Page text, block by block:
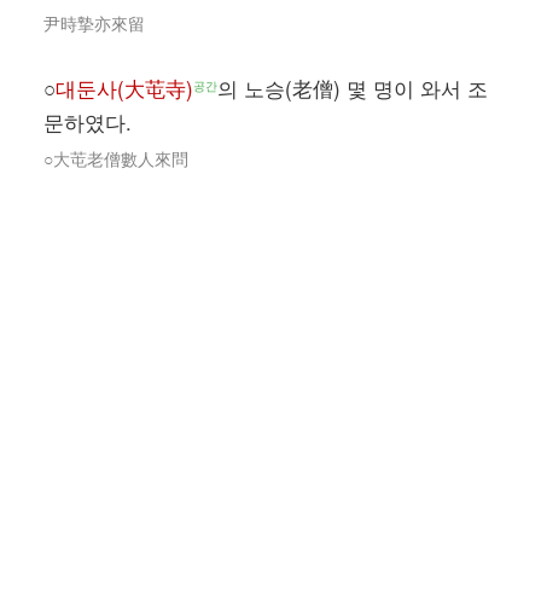
尹時摯亦來留
○대둔사(大芚寺)공간의 노승(老僧) 몇 명이 와서 조
문하였다.
○大芚老僧數人來問